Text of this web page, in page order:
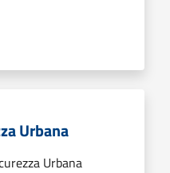
Urbana
Urbana